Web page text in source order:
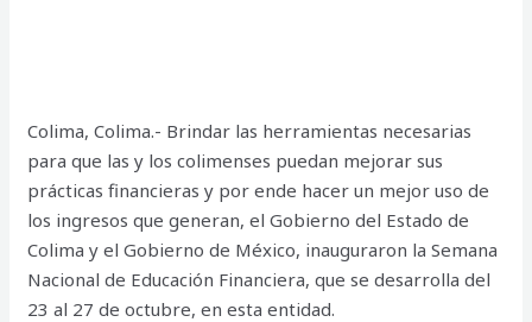
Colima, Colima.- Brindar las herramientas necesarias
para que las y los colimenses puedan mejorar sus
prácticas financieras y por ende hacer un mejor uso de
los ingresos que generan, el Gobierno del Estado de
Colima y el Gobierno de México, inauguraron la Semana
Nacional de Educación Financiera, que se desarrolla del
23 al 27 de octubre, en esta entidad.